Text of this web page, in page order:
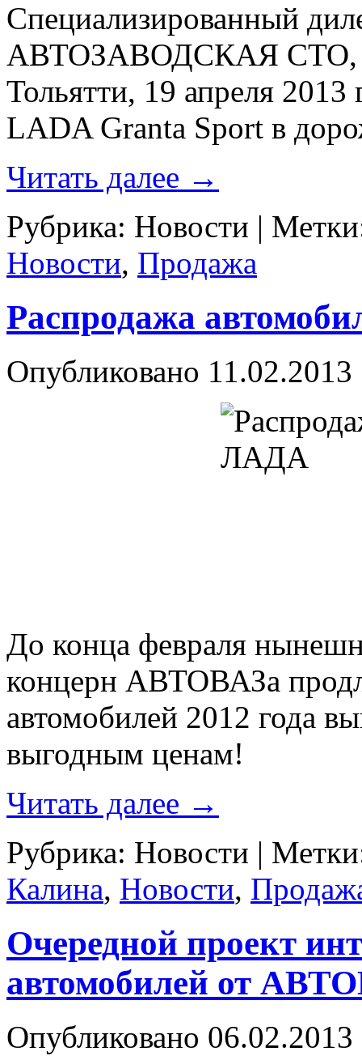
Специализированный
АВТОЗАВОДСКАЯ СТО,
Тольятти, 19 апреля
LADA Granta Sport в
Читать далее →
Рубрика: Новости |
Новости, Продажа
Распродажа
Опубликовано 11.02.2013
До конца февраля
концерн АВТОВАЗа
автомобилей 2012 года
выгодным ценам!
Читать далее →
Рубрика: Новости |
Калина, Новости,
Очередной проект
автомобилей от
Опубликовано 06.02.2013